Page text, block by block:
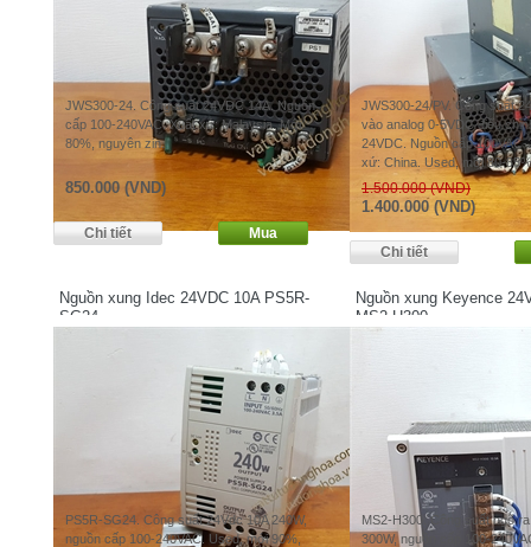
JWS300-24. Công suất 24VDC 14A. Nguồn
cấp 100-240VAC. Xuất xứ: Malaysia. Mới
80%, nguyên zin.
850.000 (VND)
JWS300-24/PV. Công suất
vào analog 0-5VDC điều
24VDC. Nguồn cấp 100VAC-
xứ: China. Used, mới 80-
1.500.000 (VND)
1.400.000 (VND)
Nguồn xung Idec 24VDC 10A PS5R-
SG24
PS5R-SG24. Công suất 24Vdc 10A 240W,
nguồn cấp 100-240VAC. Used, mới 90%,
Nguồn xung Keyence
MS2-H300
MS2-H300. Công suất ngõ
300W, nguồn cấp 100-